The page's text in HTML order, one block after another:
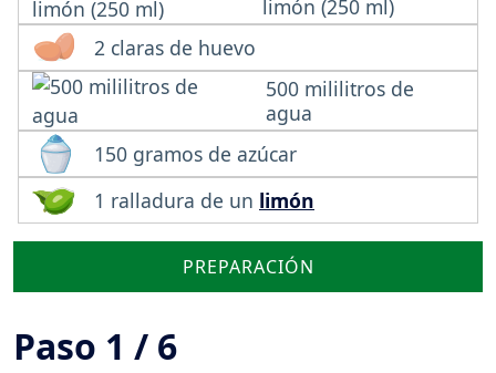
limón (250 ml)
2 claras de huevo
500 mililitros de
agua
150 gramos de azúcar
1 ralladura de un limón
PREPARACIÓN
Paso 1 / 6